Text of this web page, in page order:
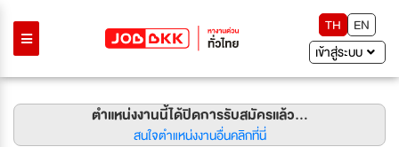
TH
EN
เข้าสู่ระบบ
ตำแหน่งงานนี้ได้ปิดการรับสมัครแล้ว...
สนใจตำแหน่งงานอื่นคลิกที่นี่